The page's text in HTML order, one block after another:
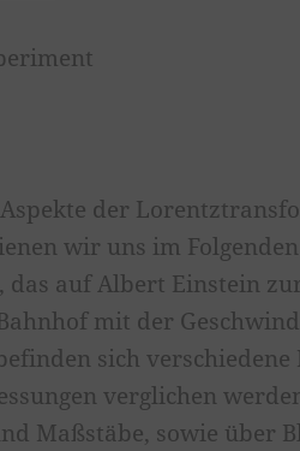
der
wir uns im
das auf Albert Einstein
mit der
sich verschiedene
verglichen
Maßstäbe, sowie über